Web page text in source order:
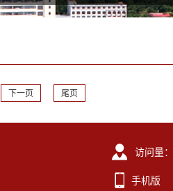
下一页 尾页
访问量：
手机版